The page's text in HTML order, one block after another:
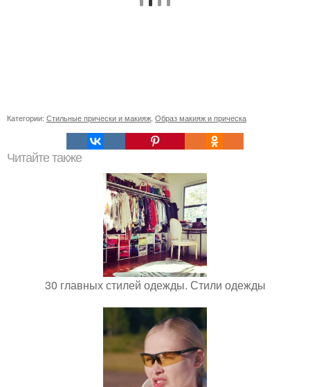
Категории: Стильные прически и макияж Образ макияж и прическа
Читайте также
30 главных стилей одежды. Стили одежды